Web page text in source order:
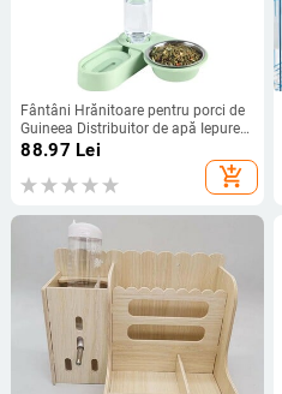
Fântâni Hrănitoare pentru porci de
Guineea Distribuitor de apă Iepure
pentru hrană pentru dihori
88.97 Lei
add_shopping_cart